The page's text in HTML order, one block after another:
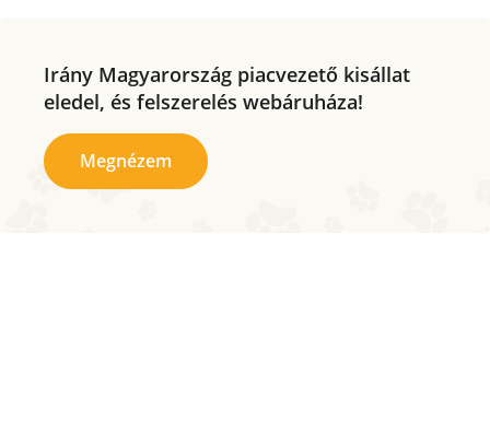
Irány Magyarország piacvezető kisállat
eledel, és felszerelés webáruháza!
Megnézem